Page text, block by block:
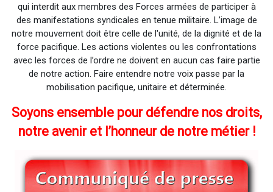
qui interdit aux membres des Forces armées de participer à
des manifestations syndicales en tenue militaire. L’image de
notre mouvement doit être celle de l'unité, de la dignité et de la
force pacifique. Les actions violentes ou les confrontations
avec les forces de l’ordre ne doivent en aucun cas faire partie
de notre action. Faire entendre notre voix passe par la
mobilisation pacifique, unitaire et déterminée.
Soyons ensemble pour défendre nos droits,
notre avenir et l’honneur de notre métier !